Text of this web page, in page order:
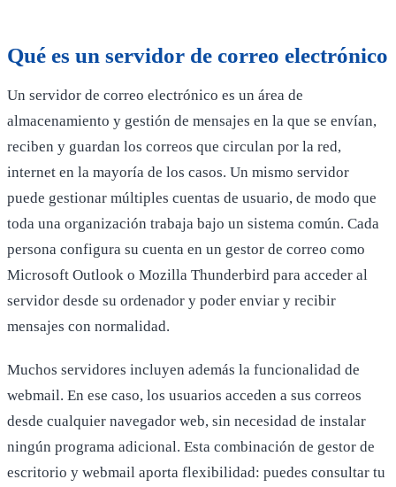
Qué es un servidor de correo electrónico
Un servidor de correo electrónico es un área de
almacenamiento y gestión de mensajes en la que se envían,
reciben y guardan los correos que circulan por la red,
internet en la mayoría de los casos. Un mismo servidor
puede gestionar múltiples cuentas de usuario, de modo que
toda una organización trabaja bajo un sistema común. Cada
persona configura su cuenta en un gestor de correo como
Microsoft Outlook o Mozilla Thunderbird para acceder al
servidor desde su ordenador y poder enviar y recibir
mensajes con normalidad.
Muchos servidores incluyen además la funcionalidad de
webmail. En ese caso, los usuarios acceden a sus correos
desde cualquier navegador web, sin necesidad de instalar
ningún programa adicional. Esta combinación de gestor de
escritorio y webmail aporta flexibilidad: puedes consultar tu